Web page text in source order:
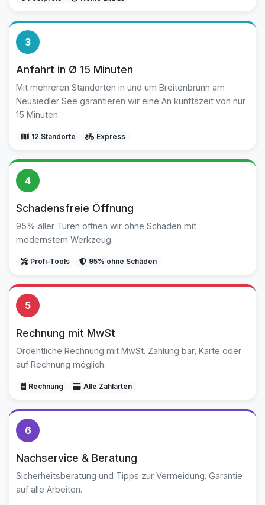
3
Anfahrt in Ø 15 Minuten
Mit mehreren Standorten in und um Breitenbrunn am
Neusiedler See garantieren wir eine An kunftszeit von nur
15 Minuten.
12 Standorte Express
4
Schadensfreie Öffnung
95% aller Türen öffnen wir ohne Schäden mit
modernstem Werkzeug.
Profi-Tools 95% ohne Schäden
5
Rechnung mit MwSt
Ordentliche Rechnung mit MwSt. Zahlung bar, Karte oder
auf Rechnung möglich.
Rechnung Alle Zahlarten
6
Nachservice & Beratung
Sicherheitsberatung und Tipps zur Vermeidung. Garantie
auf alle Arbeiten.